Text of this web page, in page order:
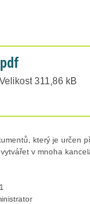
311,86 kB
který je určen
v mnoha